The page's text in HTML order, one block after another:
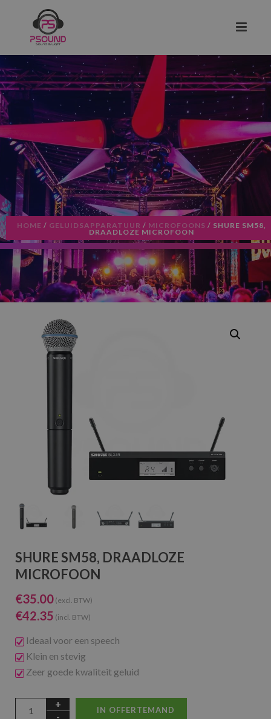
HOME / GELUIDSAPPARATUUR / MICROFOONS / SHURE SM58,
DRAADLOZE MICROFOON
SHURE SM58, DRAADLOZE
MICROFOON
€35.00 (excl. BTW)
€42.35 (incl. BTW)
Ideaal voor een speech
Klein en stevig
Zeer goede kwaliteit geluid
IN OFFERTEMAND